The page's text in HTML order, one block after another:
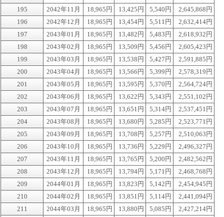
195
2042年11月 18,965円 13,425円 5,540円
2,645,868円
196
2042年12月 18,965円 13,454円 5,511円
2,632,414円
197
2043年01月 18,965円 13,482円 5,483円
2,618,932円
198
2043年02月 18,965円 13,509円 5,456円
2,605,423円
199
2043年03月 18,965円 13,538円 5,427円
2,591,885円
200
2043年04月 18,965円 13,566円 5,399円
2,578,319円
201
2043年05月 18,965円 13,595円 5,370円
2,564,724円
202
2043年06月 18,965円 13,622円 5,343円
2,551,102円
203
2043年07月 18,965円 13,651円 5,314円
2,537,451円
204
2043年08月 18,965円 13,680円 5,285円
2,523,771円
205
2043年09月 18,965円 13,708円 5,257円
2,510,063円
206
2043年10月 18,965円 13,736円 5,229円
2,496,327円
207
2043年11月 18,965円 13,765円 5,200円
2,482,562円
208
2043年12月 18,965円 13,794円 5,171円
2,468,768円
209
2044年01月 18,965円 13,823円 5,142円
2,454,945円
210
2044年02月 18,965円 13,851円 5,114円
2,441,094円
211
2044年03月 18,965円 13,880円 5,085円
2,427,214円